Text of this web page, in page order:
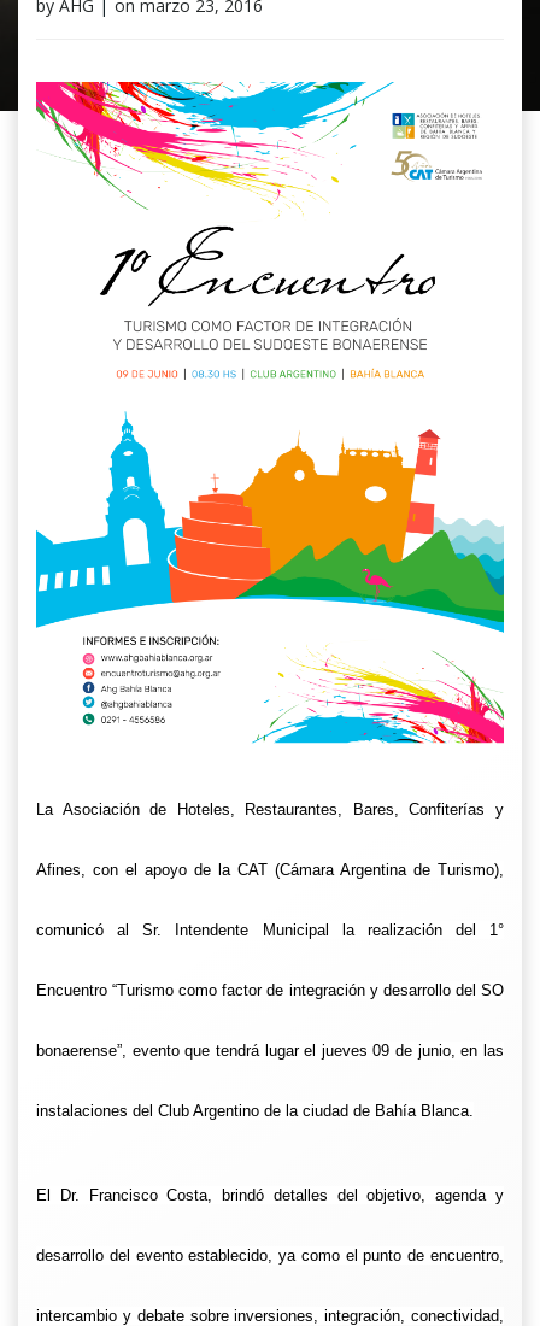
by AHG | on marzo 23, 2016
La Asociación de Hoteles, Restaurantes, Bares, Confiterías y
Afines, con el apoyo de la CAT (Cámara Argentina de Turismo),
comunicó al Sr. Intendente Municipal la realización del 1°
Encuentro “Turismo como factor de integración y desarrollo del SO
bonaerense”, evento que tendrá lugar el jueves 09 de junio, en las
instalaciones del Club Argentino de la ciudad de Bahía Blanca.
El Dr. Francisco Costa, brindó detalles del objetivo, agenda y
desarrollo del evento establecido, ya como el punto de encuentro,
intercambio y debate sobre inversiones, integración, conectividad,